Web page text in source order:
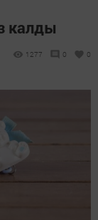
калды
1277 0 0